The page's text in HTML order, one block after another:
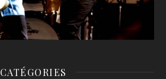
CATÉGORIES